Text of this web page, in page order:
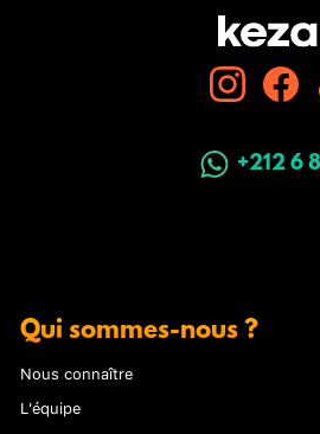
+212 6
Qui sommes-nous ?
Nous connaître
L'équipe